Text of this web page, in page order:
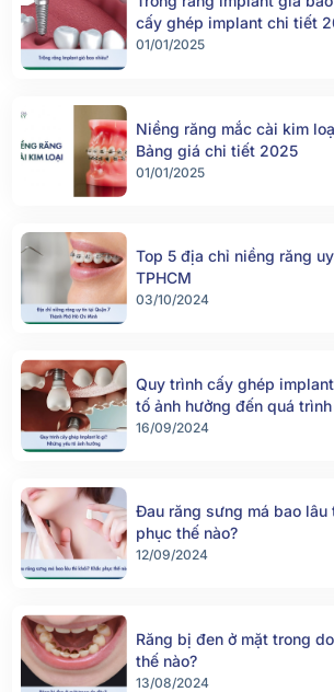
cấy ghép implant chi tiết
01/01/2025
Niềng răng mắc cài kim
Bảng giá chi tiết 2025
01/01/2025
Top 5 địa chỉ niềng răng
TPHCM
03/10/2024
Quy trình cấy ghép
tố ảnh hưởng đến quá
implant
16/09/2024
Đau răng sưng má bao lâu
phục thế nào?
12/09/2024
Răng bị đen ở mặt trong
thế nào?
13/08/2024